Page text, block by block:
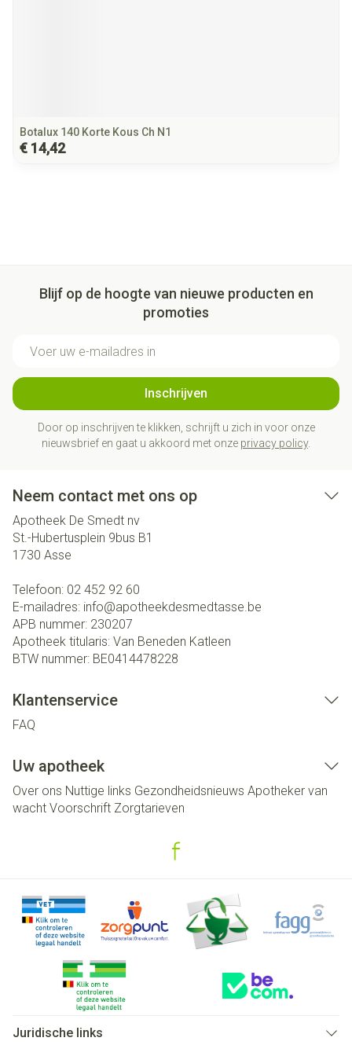
Botalux 140 Korte Kous Ch N1
€ 14,42
Blijf op de hoogte van nieuwe producten en
promoties
Inschrijven
Door op inschrijven te klikken, schrijft u zich in voor onze
nieuwsbrief en gaat u akkoord met onze privacy policy.
Neem contact met ons op
Apotheek De Smedt nv
St.-Hubertusplein 9bus B1
1730 Asse
Telefoon: 02 452 92 60
E-mailadres: info@apotheekdesmedtasse.be
APB nummer: 230207
Apotheek titularis: Van Beneden Katleen
BTW nummer: BE0414478228
Klantenservice
FAQ
Uw apotheek
Over ons Nuttige links Gezondheidsnieuws Apotheker van
wacht Voorschrift Zorgtarieven
Juridische links